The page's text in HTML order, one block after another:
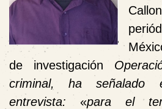
de investigación
criminal, ha señalado
entrevista: «para el